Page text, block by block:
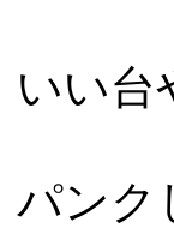
いい台
パンク